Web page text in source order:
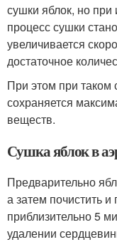
сушки яблок, но при
процесс сушки
увеличивается
достаточное
При этом при таком
сохраняется
веществ.
Сушка яблок в
Предварительно
а затем почистить
приблизительно 5
удалении